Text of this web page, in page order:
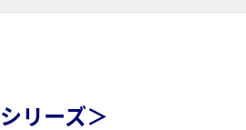
リーズ＞